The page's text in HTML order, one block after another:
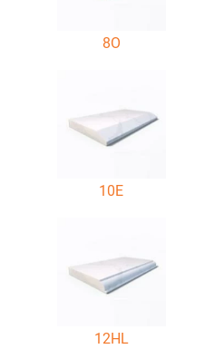
8O
10E
12HL